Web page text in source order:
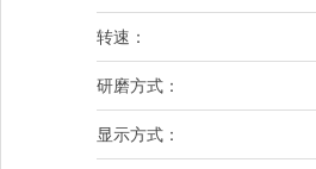
转速：
研磨方式：
显示方式：